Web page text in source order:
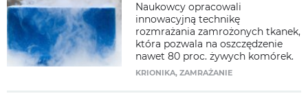
Naukowcy opracowali
innowacyjną technikę
rozmrażania zamrożonych tkanek,
która pozwala na oszczędzenie
nawet 80 proc. żywych komórek.
KRIONIKA, ZAMRAŻANIE